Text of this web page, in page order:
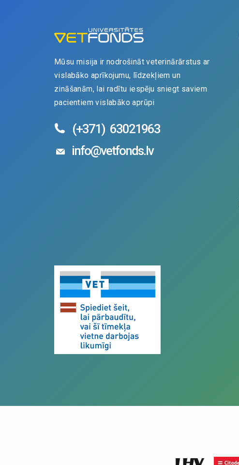
Mūsu misija ir nodrošināt veterinārārstus ar
vislabāko aprīkojumu, līdzekļiem un
zināšanām, lai radītu iespēju sniegt saviem
pacientiem vislabāko aprūpi
(+371) 63021963
info@vetfonds.lv